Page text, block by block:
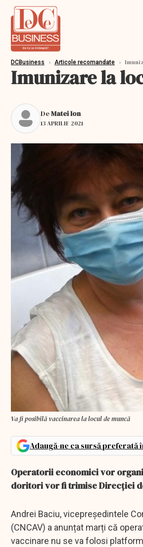
DCBusiness › Articole recomandate ›
Imunizare la
DeMatei Ion
13 APRILIE 2021
Va fi posibilă vaccinarea la locul de muncă
Adaugă-ne ca sursă preferată
Operatorii economici vor
doritori vor fi trimise Direcției
Andrei Baciu, vicepreședintele
(CNCAV) a anunțat marți că
vaccinare nu se va folosi